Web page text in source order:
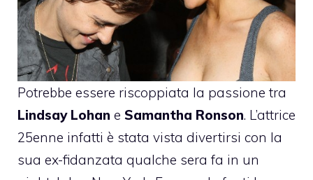
Potrebbe essere riscoppiata la passione tra
Lindsay Lohan e Samantha Ronson. L’attrice
25enne infatti è stata vista divertirsi con la
sua ex-fidanzata qualche sera fa in un